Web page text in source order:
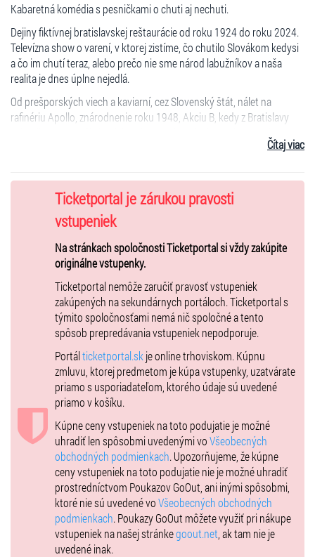
Kabaretná komédia s pesničkami o chuti aj nechuti.
Dejiny fiktívnej bratislavskej reštaurácie od roku 1924 do roku 2024.
Televízna show o varení, v ktorej zistíme, čo chutilo Slovákom kedysi
a čo im chutí teraz, alebo prečo nie sme národ labužníkov a naša
realita je dnes úplne nejedlá.
Od prešporských viech a kaviarní, cez Slovenský štát, nálet na
rafinériu Apollo, znárodnenie roku 1948, Akciu B, kedy z Bratislavy
okupáciu 1968, následnú normalizáciu až po mafiánske deväťdesiate.
a Werich, budovateľský pochod, mikroopera, rokenroly tajne ladené
na rádiu Luxemburg, gottovská kantiléna aj punk-rock.
Text a réžia: Viliam Klimáček
Hrajú a spievajú: Viktor Horján, Lucia Vráblicová, Petra Dubayová
Živá hudba: Slavo Solovic
Kostýmy: Simona Vachálková
Scéna: Silvia Makovická
Predstavenie trvá 70 minút bez prestávky.
Vstupné 18 eur.
Čítaj viac
Ticketportal je zárukou pravosti
vstupeniek
Na stránkach spoločnosti Ticketportal si vždy zakúpite
originálne vstupenky.
Ticketportal nemôže zaručiť pravosť vstupeniek
zakúpených na sekundárnych portáloch. Ticketportal s
týmito spoločnosťami nemá nič spoločné a tento
spôsob prepredávania vstupeniek nepodporuje.
Portálticketportal.sk je online trhoviskom. Kúpnu
zmluvu, ktorej predmetom je kúpa vstupenky, uzatvárate
priamo s usporiadateľom, ktorého údaje sú uvedené
priamo v košíku.
Kúpne ceny vstupeniek na toto podujatie je možné
uhradiť len spôsobmi uvedenými voVšeobecných
obchodných podmienkach. Upozorňujeme, že kúpne
ceny vstupeniek na toto podujatie nie je možné uhradiť
prostredníctvom Poukazov GoOut, ani inými spôsobmi,
ktoré nie sú uvedené voVšeobecných obchodných
podmienkach. Poukazy GoOut môžete využiť pri nákupe
vstupeniek na našej stránkegoout.net , ak tam nie je
uvedené inak.